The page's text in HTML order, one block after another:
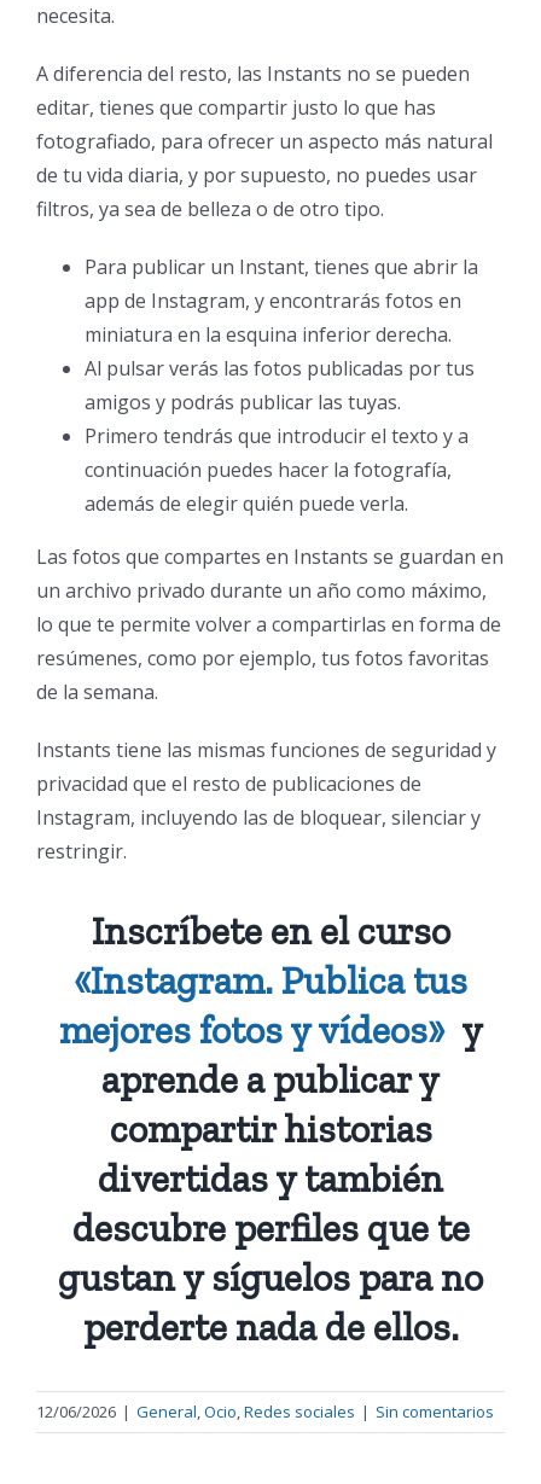
necesita.
A diferencia del resto, las Instants no se pueden
editar, tienes que compartir justo lo que has
fotografiado, para ofrecer un aspecto más natural
de tu vida diaria, y por supuesto, no puedes usar
filtros, ya sea de belleza o de otro tipo.
Para publicar un Instant, tienes que abrir la
app de Instagram, y encontrarás fotos en
miniatura en la esquina inferior derecha.
Al pulsar verás las fotos publicadas por tus
amigos y podrás publicar las tuyas.
Primero tendrás que introducir el texto y a
continuación puedes hacer la fotografía,
además de elegir quién puede verla.
Las fotos que compartes en Instants se guardan en
un archivo privado durante un año como máximo,
lo que te permite volver a compartirlas en forma de
resúmenes, como por ejemplo, tus fotos favoritas
de la semana.
Instants tiene las mismas funciones de seguridad y
privacidad que el resto de publicaciones de
Instagram, incluyendo las de bloquear, silenciar y
restringir.
Inscríbete en el curso
«Instagram. Publica tus
mejores fotos y vídeos» y
aprende a publicar y
compartir historias
divertidas y también
descubre perfiles que te
gustan y síguelos para no
perderte nada de ellos.
12/06/2026 | General,Ocio,Redes sociales | Sin comentarios